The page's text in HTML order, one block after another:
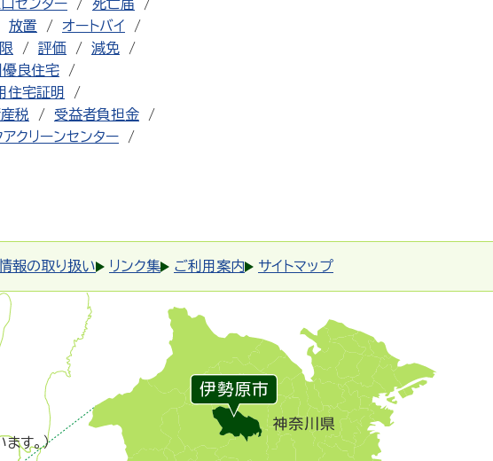
センター
死亡届
放置
オートバイ
評価
減免
優良住宅
住宅証明
税
受益者負担金
アクリーンセンター
報の取り扱い リンク集 ご利用案内 サイトマップ
す。）